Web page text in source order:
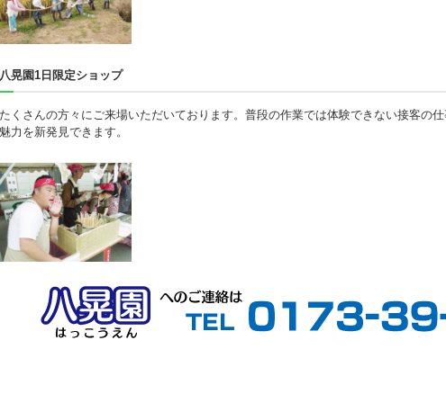
八晃園1日限定ショップ
たくさんの方々にご来場いただいております。普段の作業では体験できない接客の
魅力を新発見できます。